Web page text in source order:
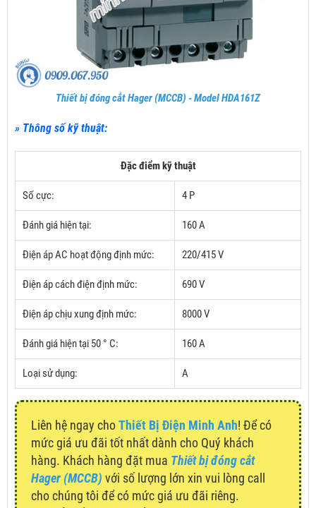
Thiết bị đóng cắt Hager (MCCB) - Model HDA161Z
» Thông số kỹ thuật:
Đặc điểm kỹ thuật
Số cực: 4 P
Đánh giá hiện tại: 160 A
Điện áp AC hoạt động định mức: 220/415 V
Điện áp cách điện định mức: 690 V
Điện áp chịu xung định mức: 8000 V
Đánh giá hiện tại 50 ° C: 160 A
Loại sử dụng: A
Liên hệ ngay choThiết Bị Điện Minh Anh! Để có
mức giá ưu đãi tốt nhất dành cho Quý khách
hàng. Khách hàng đặt mua Thiết bị đóng cắt
Hager (MCCB) với số lượng lớn xin vui lòng call
cho chúng tôi để có mức giá ưu đãi riêng.